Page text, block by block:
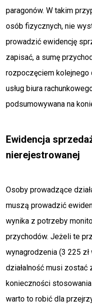
paragonów. W takim
osób fizycznych, nie
prowadzić ewidencję
zapisać, a sumę
rozpoczęciem
usług biura
podsumowywana na
Ewidencja
nierejestrowanej
Osoby prowadzące
muszą prowadzić
wynika z potrzeby
przychodów. Jeżeli te
wynagrodzenia (3 225
działalność musi zostać
konieczności
warto to robić dla